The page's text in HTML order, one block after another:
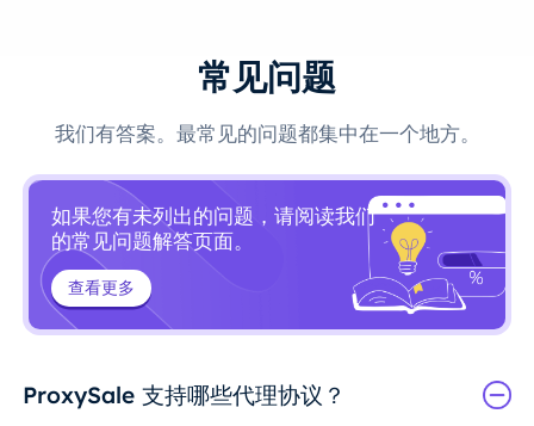
常见问题
我们有答案。最常见的问题都集中在一个地方。
如果您有未列出的问题，请阅读我们
的常见问题解答页面。
查看更多
ProxySale 支持哪些代理协议？